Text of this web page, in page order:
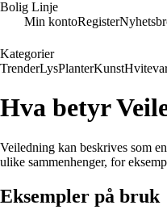
Bolig Linje
Min kontoRegister
Kategorier
TrenderLysPlanterKunst
Hva betyr
Veiledning kan beskrives som
ulike sammenhenger, for
Eksempler på bruk